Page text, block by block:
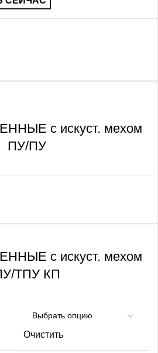
с искуст. мехом
ПУ/ПУ
с искуст. мехом
ТПУ КП
Очистить